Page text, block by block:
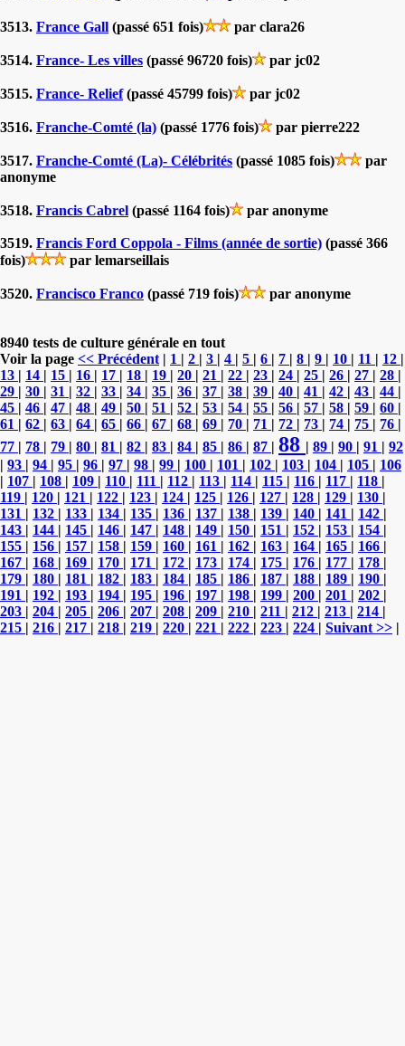
3513. France Gall (passé 651 fois) par clara26
3514. France- Les villes (passé 96720 fois) par jc02
3515. France- Relief (passé 45799 fois) par jc02
3516. Franche-Comté (la) (passé 1776 fois) par pierre222
3517. Franche-Comté (La)- Célébrités (passé 1085 fois)
par
anonyme
3518. Francis Cabrel (passé 1164 fois) par anonyme
3519. Francis Ford Coppola - Films (année de sortie) (passé 366
fois)
par lemarseillais
3520. Francisco Franco (passé 719 fois) par anonyme
8940 tests de culture générale en tout
Voir la page << Précédent | 1 | 2 | 3 | 4 | 5 | 6 | 7 | 8 | 9 | 10 | 11 | 12 |
13 | 14 | 15 | 16 | 17 | 18 | 19 | 20 | 21 | 22 | 23 | 24 | 25 | 26 | 27 | 28 |
29 | 30 | 31 | 32 | 33 | 34 | 35 | 36 | 37 | 38 | 39 | 40 | 41 | 42 | 43 | 44 |
45 | 46 | 47 | 48 | 49 | 50 | 51 | 52 | 53 | 54 | 55 | 56 | 57 | 58 | 59 | 60 |
61 | 62 | 63 | 64 | 65 | 66 | 67 | 68 | 69 | 70 | 71 | 72 | 73 | 74 | 75 | 76 |
77 | 78 | 79 | 80 | 81 | 82 | 83 | 84 | 85 | 86 | 87 | 88 | 89 | 90 | 91 | 92
| 93 | 94 | 95 | 96 | 97 | 98 | 99 | 100 | 101 | 102 | 103 | 104 | 105 | 106
| 107 | 108 | 109 | 110 | 111 | 112 | 113 | 114 | 115 | 116 | 117 | 118 |
119 | 120 | 121 | 122 | 123 | 124 | 125 | 126 | 127 | 128 | 129 | 130 |
131 | 132 | 133 | 134 | 135 | 136 | 137 | 138 | 139 | 140 | 141 | 142 |
143 | 144 | 145 | 146 | 147 | 148 | 149 | 150 | 151 | 152 | 153 | 154 |
155 | 156 | 157 | 158 | 159 | 160 | 161 | 162 | 163 | 164 | 165 | 166 |
167 | 168 | 169 | 170 | 171 | 172 | 173 | 174 | 175 | 176 | 177 | 178 |
179 | 180 | 181 | 182 | 183 | 184 | 185 | 186 | 187 | 188 | 189 | 190 |
191 | 192 | 193 | 194 | 195 | 196 | 197 | 198 | 199 | 200 | 201 | 202 |
203 | 204 | 205 | 206 | 207 | 208 | 209 | 210 | 211 | 212 | 213 | 214 |
215 | 216 | 217 | 218 | 219 | 220 | 221 | 222 | 223 | 224 | Suivant >> |